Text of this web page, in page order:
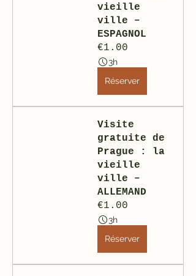
vieille
ville –
ESPAGNOL
€1.00
3h
Réserver
Visite
gratuite de
Prague : la
vieille
ville –
ALLEMAND
€1.00
3h
Réserver